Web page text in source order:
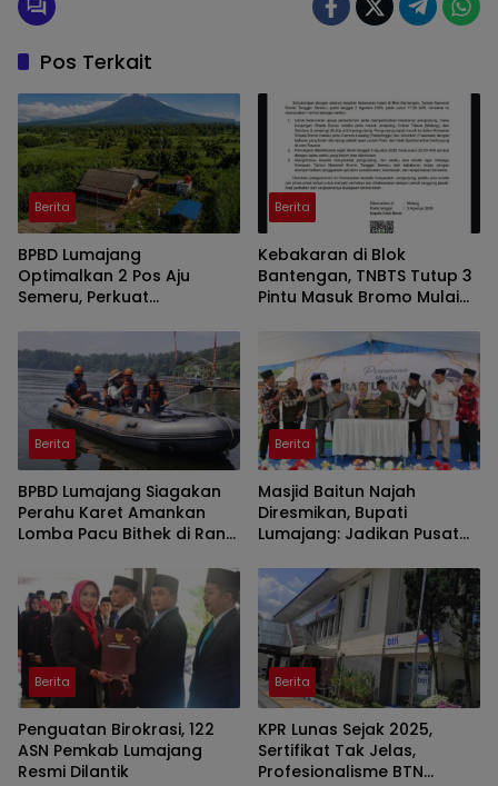
Pos Terkait
Berita
BPBD Lumajang
Optimalkan 2 Pos Aju
Semeru, Perkuat
Rawan Lahar
Berita
Kebakaran di Blok
Bantengan, TNBTS Tutup 3
Pintu Masuk Bromo Mulai
Berita
BPBD Lumajang Siagakan
Perahu Karet Amankan
Lomba Pacu Bithek di Ranu
Berita
Masjid Baitun Najah
Diresmikan, Bupati
Lumajang: Jadikan Pusat
Berita
Penguatan Birokrasi, 122
ASN Pemkab Lumajang
Resmi Dilantik
Berita
KPR Lunas Sejak 2025,
Sertifikat Tak Jelas,
Profesionalisme BTN